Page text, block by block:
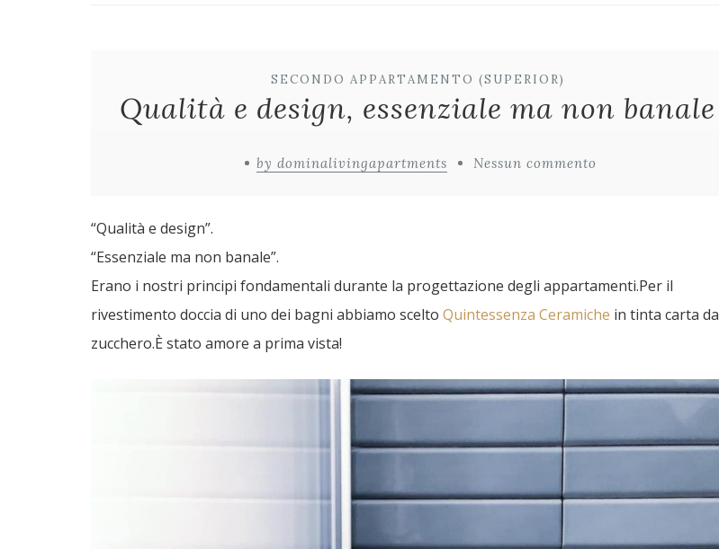
SECONDO APPARTAMENTO (SUPERIOR)
Qualità e design, essenziale ma non banale
by dominalivingapartments Nessun commento
“Qualità e design”.
“Essenziale ma non banale”.
Erano i nostri principi fondamentali durante la progettazione degli appartamenti.Per il
rivestimento doccia di uno dei bagni abbiamo scelto Quintessenza Ceramiche in tinta carta da
zucchero.È stato amore a prima vista!